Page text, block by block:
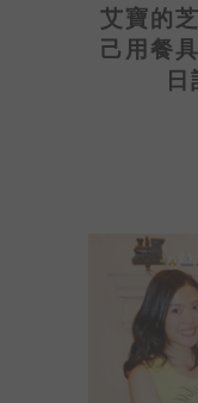
艾寶的
己用餐